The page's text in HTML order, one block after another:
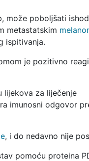
može poboljšati ishod
metastatskim
ispitivanja.
je pozitivno
lijekova za liječenje
imunosni odgovor
, i do nedavno nije
pomoću proteina